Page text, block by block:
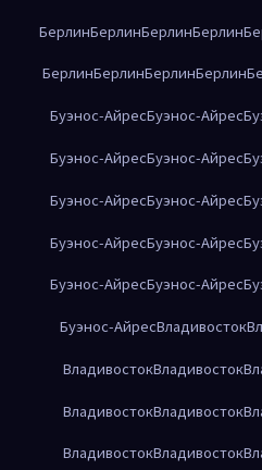
БерлинБерлинБерлинБерлин
БерлинБерлинБерлинБерлин
Буэнос-АйресБуэнос-Айрес
Буэнос-АйресБуэнос-Айрес
Буэнос-АйресБуэнос-Айрес
Буэнос-АйресБуэнос-Айрес
Буэнос-АйресБуэнос-Айрес
Буэнос-АйресВладивосток
ВладивостокВладивосток
ВладивостокВладивосток
ВладивостокВладивосток